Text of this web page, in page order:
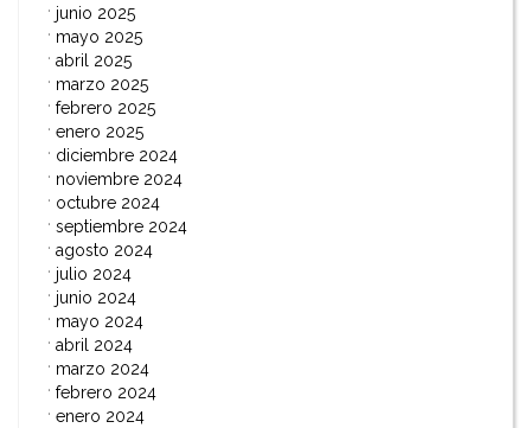
junio 2025
mayo 2025
abril 2025
marzo 2025
febrero 2025
enero 2025
diciembre 2024
noviembre 2024
octubre 2024
septiembre 2024
agosto 2024
julio 2024
junio 2024
mayo 2024
abril 2024
marzo 2024
febrero 2024
enero 2024